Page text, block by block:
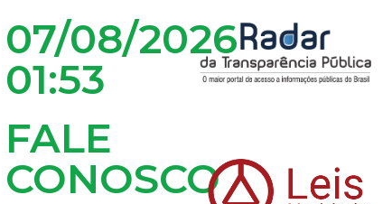
07/08/2026
01:53
FALE
CONOSCO